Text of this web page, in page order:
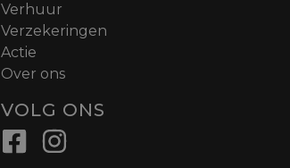
Verhuur
Verzekeringen
Actie
Over ons
VOLG ONS